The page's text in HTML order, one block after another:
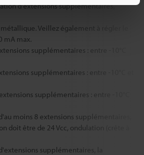
d'extensions supplémentaires,
Veillez également à régler le
mA max.
supplémentaires : entre -10°C
supplémentaires : entre -10°C et
supplémentaires : entre -10°C
moins 8 extensions supplémentaires,
doit être de 24 Vcc, ondulation (crête à
supplémentaires, la